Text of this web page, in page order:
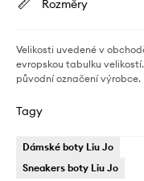
Rozměry
Velikosti uvedené v
evropskou tabulku
původní označení výrobce.
Tagy
Dámské boty Liu Jo
Sneakers boty Liu Jo